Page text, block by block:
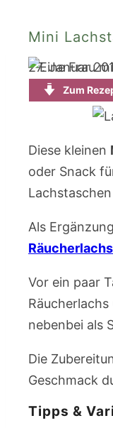
Mini
27. Januar
Zum
Diese kleinen
oder Snack
Als
Vor ein paar
nebenbei als
Die
Geschmack
Tipps &